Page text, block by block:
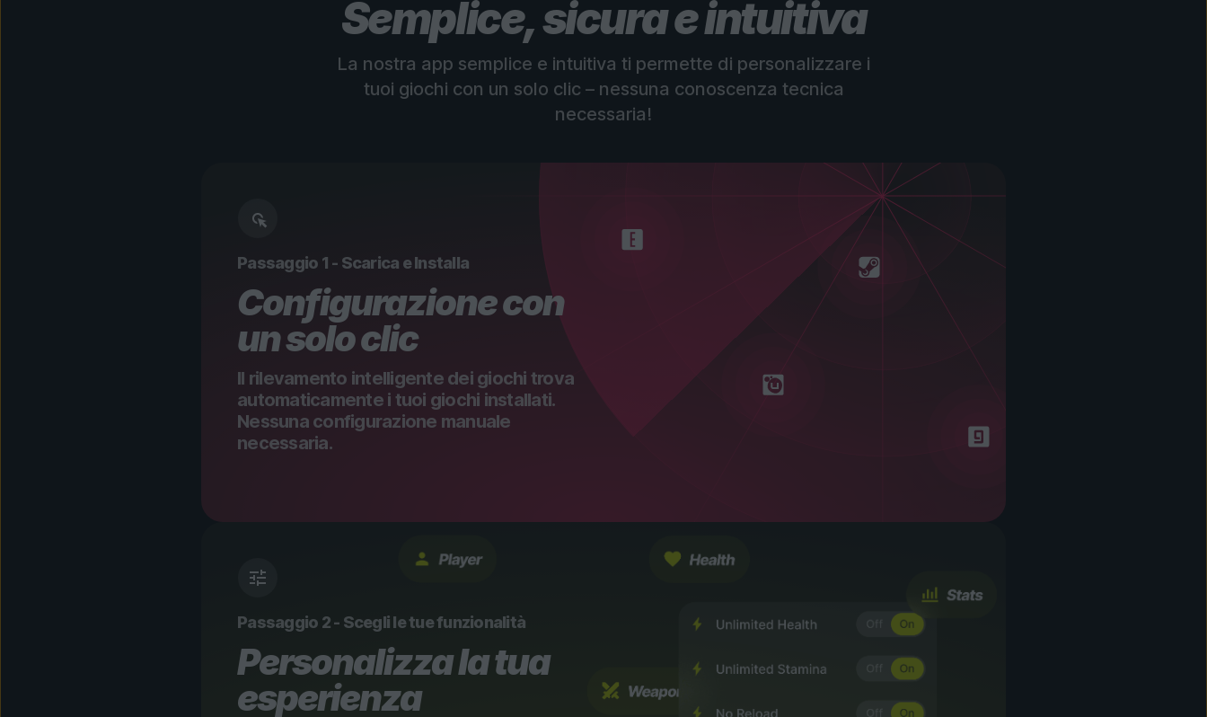
Semplice, sicura e intuitiva
La nostra app semplice e intuitiva ti permette di personalizzare i
tuoi giochi con un solo clic – nessuna conoscenza tecnica
necessaria!
Passaggio 1 - Scarica e Installa
Configurazione con
un solo clic
Il rilevamento intelligente dei giochi trova
automaticamente i tuoi giochi installati.
Nessuna configurazione manuale
necessaria.
Passaggio 2 - Scegli le tue funzionalità
Personalizza la tua
esperienza